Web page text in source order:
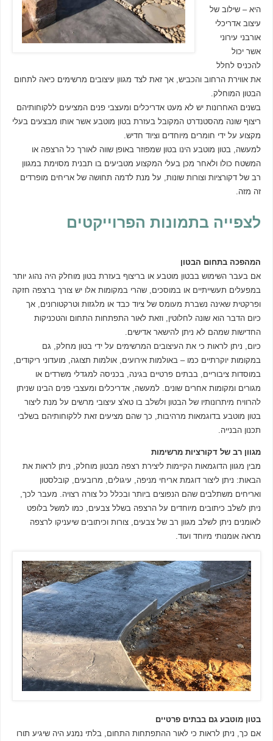
היא – שילוב של
עיצוב אדריכלי
אורבני עירוני
אשר יכול
להכניס לחלל
את אווירת הרחוב והכביש, אך זאת לצד מגוון עיצובים מרשימים כיאה לתחום
הבטון המוחלק.
בשנים האחרונות יש לא מעט אדריכלים ומעצבי פנים המציעים ללקוחותיהם
ריצוף שונה מהסטנדרט המקובל בעזרת בטון מוטבע אשר אותו מבצעים בעלי
מקצוע על ידי חומרים מיוחדים וציוד חדיש.
למעשה, בטון מוטבע הינו בטון שמפוזר באופן שווה לאורך כל הרצפה או
המשטח כולו ולאחר מכן בעלי המקצוע מטביעים בו תבנית מסוימת במגוון
רב של דקורציות וצורות שונות, על מנת לדמה תחושה של אריחים מופרדים
זה מזה.
לצפייה בתמונות הפרוייקטים
המהפכה בתחום הבטון
אם בעבר השימוש בבטון מוטבע או בריצוף בעזרת בטון מוחלק היה נהוג יותר
במפעלים תעשייתיים או במוסכים, שהרי במקומות אלו יש צורך ברצפה חזקה
ופרקטית שאינה נשברת מעומס של ציוד כבד או מלגזות וטרקטורונים, אך
כיום הדבר הוא שונה לחלוטין, וזאת לאור התפתחות התחום והטכניקות
החדישות שמהם לא ניתן להישאר אדישים.
כיום, ניתן לראות כי את העיצובים המרשימים על ידי בטון מחלק, גם
במקומות יוקרתיים כמו – באולמות אירועים, אולמות תצוגה, מועדוני ריקודים,
במוסדות ציבוריים, בבתים פרטיים בגינה, בכניסה למגדלי משרדים או
מגורים ומקומות אחרים שונים. למעשה, אדריכלים ומעצבי פנים הבינו שניתן
להרוויח מיתרונותיו של הבטון ולשלב בו טא'צ עיצובי מרשים על מנת ליצור
בטון מוטבע בדוגמאות מרהיבות, כך שהם מציעים זאת ללקוחותיהם בשלבי
תכנון הבנייה.
מגוון רב של דקורציות מרשימות
מבין מגוון הדוגמאות הקיימות ליצירת רצפה מבטון מוחלק, ניתן לראות את
הבאות: ניתן ליצור דוגמת אריחי מניפה, עיגולים, מרובעים, קובלסטון
ואריחים משתלבים שהם הנפוצים ביותר ובכלל כל צורה רצויה. מעבר לכך,
ניתן לשלב כיתובים מיוחדים על הרצפה בשלל צבעים, כמו למשל בלופט
לאומנים ניתן לשלב מגוון רב של צבעים, צורות וכיתובים שיעניקו לרצפה
מראה אומנותי מיוחד ועוד.
בטון מוטבע גם בבתים פרטיים
אם כך, ניתן לראות כי לאור ההתפתחות התחום, בלתי נמנע היה שיגיע תורו